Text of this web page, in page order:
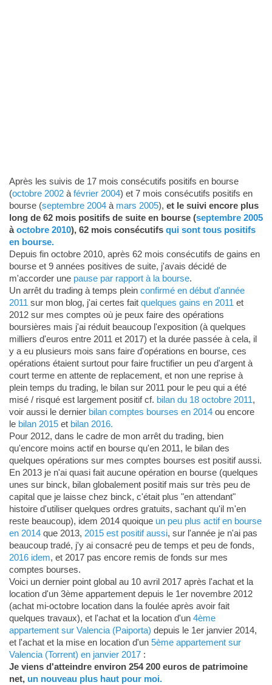
Après les suivis de 17 mois consécutifs positifs en bourse
(octobre 2002à février 2004) et 7 mois consécutifs positifs en
bourse (septembre 2004à mars 2005), et le suivi encore plus
long de 62 mois positifs de suite en bourse (septembre 2005
àoctobre 2010), 62 mois consécutifs qui sont tous positifs
en bourse.
Depuis fin octobre 2010, après 62 mois consécutifs de gains en
bourse et 9 années positives de suite, j'avais décidé de
m'accorder une pause par rapport à la bourse.
Un arrêt du trading à temps plein confirmé en début d'année
2011 sur mon blog, j'ai certes fait quelques gains en 2011 et
2012 sur mes comptes où je peux faire des opérations
boursières mais j'ai réduit beaucoup l'exposition (à quelques
milliers d'euros entre 2011 et 2017) et la durée passée à cela, il
y a eu plusieurs mois sans faire d'opérations en bourse, ces
opérations étaient surtout pour faire fructifier un peu d'argent à
court terme en attente de replacement, et non une reprise à
plein temps du trading, le bilan sur 2011 pour le peu qui a été
misé / risqué est largement positif cf. bilan du 18 octobre 2011,
voir aussi le dernier bilan comptes bourses en 2014ou encore
le bilan 2015et bilan 2016.
Pour 2012, dans le cadre de mon arrêt du trading, bien
qu'encore moins actif en bourse qu'en 2011, le bilan des
quelques opérations sur mes comptes bourses est positif aussi.
En 2013 je n'ai quasi fait aucune opération en bourse (quelques
unes sur binck, bilan globalement positif mais sur très peu de
capital que je laisse chez binck, c'était plus "en attendant"
histoire d'utiliser quelques ordres gratuits, sachant qu'il m'en
reste beaucoup), idem 2014 quoique un peu plus actif en bourse
en 2014que 2013, 2015 est positif aussi, sur l'année je n'ai pas
beaucoup tradé, j'y ai consacré peu de temps et peu de fonds,
2016 idem, et 2017 pas encore remis de fonds sur mes
comptes bourses.
Voici un dernier point global au 10 avril 2017 après l'achat et la
location d'un 3ème appartement depuis le 1er novembre 2012
(achat mi-octobre location dans la foulée après avoir fait
quelques travaux), et l'achat et la location d'un 4ème
appartement sur Valencia (Paiporta) depuis le 1er janvier 2014,
et l'achat et la mise en location d'un 5ème appartement sur
Valencia (Torrent) en janvier 2017:
Je viens d'atteindre environ 254 200 euros de patrimoine
net, un nouveau plus haut pour moi.